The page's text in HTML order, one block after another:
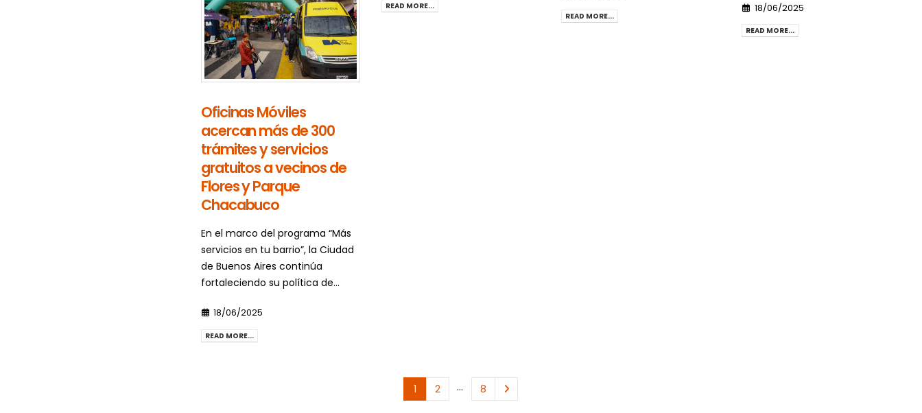
READ MORE...
READ MORE...
18/06/2025
READ MORE...
Oficinas Móviles
acercan más de 300
trámites y servicios
gratuitos a vecinos de
Flores y Parque
Chacabuco
En el marco del programa “Más
servicios en tu barrio”, la Ciudad
de Buenos Aires continúa
fortaleciendo su política de...
18/06/2025
READ MORE...
1 2 … 8